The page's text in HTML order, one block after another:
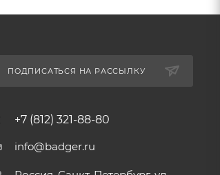
ПОДПИСАТЬСЯ НА РАССЫЛКУ
+7 (812) 321-88-80
info@badger.ru